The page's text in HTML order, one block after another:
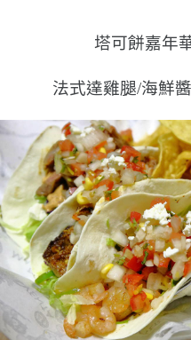
塔可餅嘉年
法式達雞腿/海鮮